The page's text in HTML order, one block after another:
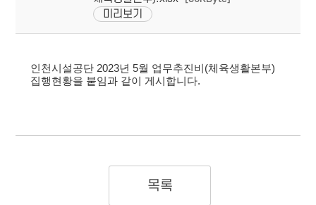
미리보기
인천시설공단 2023년 5월 업무추진비(체육생활본부)
집행현황을 붙임과 같이 게시합니다.
목록